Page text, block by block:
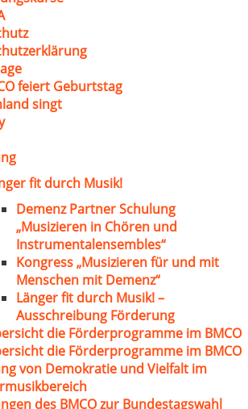
feiert Geburtstag
singt
fit durch Musik!
Demenz Partner Schulung
„Musizieren in Chören und
Instrumentalensembles“
Kongress „Musizieren für und mit
Menschen mit Demenz“
Länger fit durch Musik! –
Ausschreibung Förderung
die Förderprogramme im BMCO
die Förderprogramme im BMCO
von Demokratie und Vielfalt im
des BMCO zur Bundestagswahl